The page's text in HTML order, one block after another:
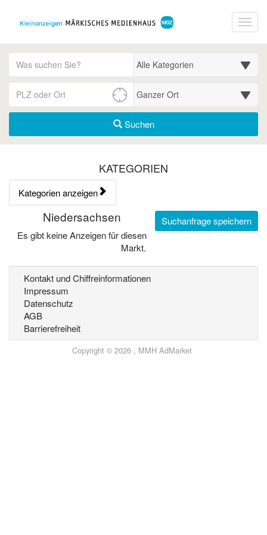
Suchen
Kategorien & Anzeigen
KATEGORIEN
Kategorien anzeigen
Bedienhinweis: Navigieren Sie mit Tab (Shift+Tab zurück).
Rubrik:
Niedersachsen
Suchanfrage speichern
Es gibt keine Anzeigen für diesen
Markt.
Kontakt und Chiffreinformationen
Impressum
Datenschutz
AGB
Barrierefreiheit
Copyright © 2026 , MMH AdMarket